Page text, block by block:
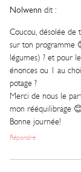
Nolwenn dit :
Coucou, désolée de
sur ton programme
légumes) ? et pour
énonces ou 1 au
potage ?
Merci de nous le
mon rééquilibrage
Bonne journée!
Répondre